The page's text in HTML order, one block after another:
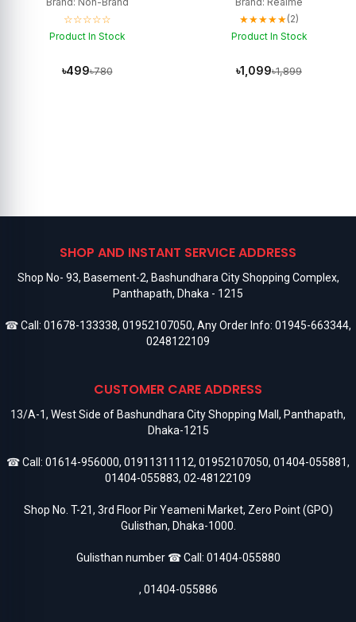
☆☆☆☆☆
Product In Stock
৳499৳780
★★★★★(2)
Product In Stock
৳1,099৳1,899
SHOP AND INSTANT SERVICE ADDRESS
Shop No- 93, Basement-2, Bashundhara City Shopping Complex,
Panthapath, Dhaka - 1215
☎ Call: 01678-133338, 01952107050, Any Order Info: 01945-663344,
0248122109
CUSTOMER CARE ADDRESS
13/A-1, West Side of Bashundhara City Shopping Mall, Panthapath,
Dhaka-1215
☎ Call: 01614-956000, 01911311112, 01952107050, 01404-055881,
01404-055883, 02-48122109
Shop No. T-21, 3rd Floor Pir Yeameni Market, Zero Point (GPO)
Gulisthan, Dhaka-1000.
Gulisthan number ☎ Call: 01404-055880
, 01404-055886